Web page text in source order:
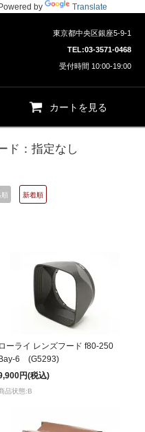
by Translate
東京都中央区銀座5-9-1
TEL:03-3571-0468
受付時間 10:00-19:00
カートを見る
ド：指定なし
新着順
ローライ レンズフード f80-250
Bay-6 (G5293)
円(税込)
品状態:B